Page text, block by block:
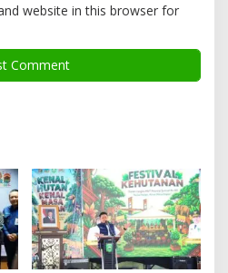
website in this browser for